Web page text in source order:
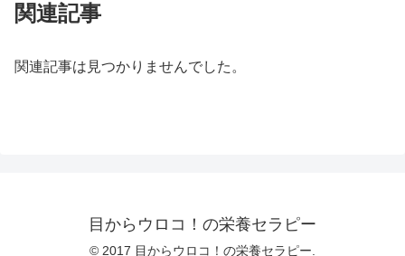
関連記事
関連記事は見つかりませんでした。
目からウロコ！の栄養セラピー
© 2017 目からウロコ！の栄養セラピー.